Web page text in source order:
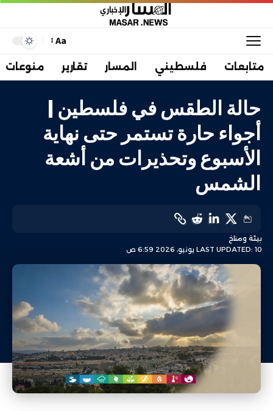
Aa
متابعات فلسطيني المسار تقارير منوعات
حالة الطقس في فلسطين |
أجواء حارة تستمر حتى نهاية
الأسبوع وتحذيرات من أشعة
الشمس
LAST UPDATED: 10 يونيو، 2026 6:59 ص
بيئة ومناخ